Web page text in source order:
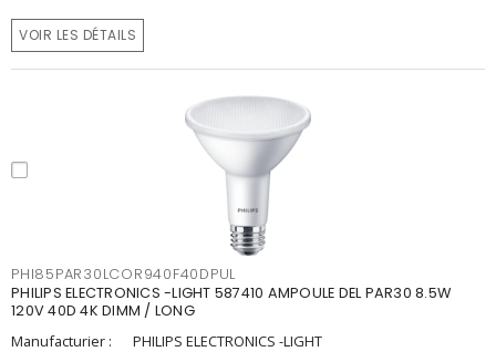
VOIR LES DÉTAILS
PHI85PAR30LCOR940F40DPUL
PHILIPS ELECTRONICS -LIGHT 587410 AMPOULE DEL PAR30 8.5W
120V 40D 4K DIMM / LONG
Manufacturier :
PHILIPS ELECTRONICS -LIGHT